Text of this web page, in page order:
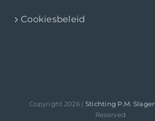
Cookiesbeleid
Copyright 2026 | Stichting P.M. Slager
Reserved